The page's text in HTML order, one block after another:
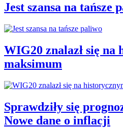
Jest szansa na tańsze
WIG20 znalazł się na
maksimum
Sprawdziły się
Nowe dane o inflacji